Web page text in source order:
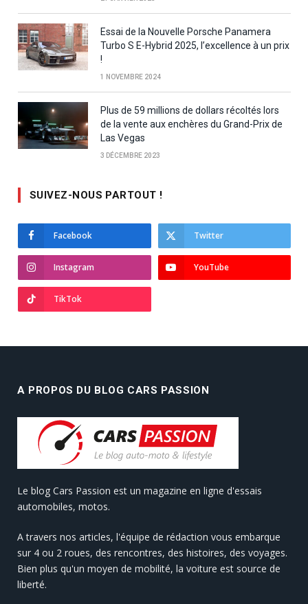
Essai de la Nouvelle Porsche Panamera
Turbo S E-Hybrid 2025, l’excellence à un prix
!
1 NOVEMBRE 2024
Plus de 59 millions de dollars récoltés lors
de la vente aux enchères du Grand-Prix de
Las Vegas
3 DÉCEMBRE 2023
SUIVEZ-NOUS PARTOUT !
Facebook Twitter
Instagram YouTube
TikTok
A PROPOS DU BLOG CARS PASSION
Le blog Cars Passion est un magazine en ligne d'essais
automobiles, motos.
A travers nos articles, l'équipe de rédaction vous embarque
sur 4 ou 2 roues, des rencontres, des histoires, des voyages.
Bien plus qu'un moyen de mobilité, la voiture est source de
liberté.